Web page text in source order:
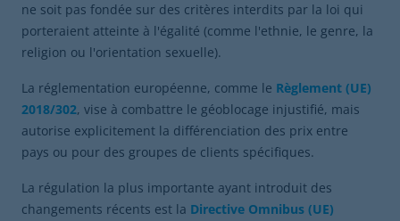
ne soit pas fondée sur des critères interdits par la loi qui
porteraient atteinte à l'égalité (comme l'ethnie, le genre, la
religion ou l'orientation sexuelle).
La réglementation européenne, comme le Règlement (UE)
2018/302, vise à combattre le géoblocage injustifié, mais
autorise explicitement la différenciation des prix entre
pays ou pour des groupes de clients spécifiques.
La régulation la plus importante ayant introduit des
changements récents est la Directive Omnibus (UE)